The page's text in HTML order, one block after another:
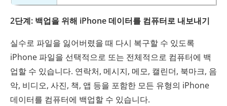
2단계: 백업을 위해 iPhone 데이터를 컴퓨터로 내보내기
실수로 파일을 잃어버렸을 때 다시 복구할 수 있도록
iPhone 파일을 선택적으로 또는 전체적으로 컴퓨터에 백
업할 수 있습니다. 연락처, 메시지, 메모, 캘린더, 북마크, 음
악, 비디오, 사진, 책, 앱 등을 포함한 모든 유형의 iPhone
데이터를 컴퓨터에 백업할 수 있습니다.